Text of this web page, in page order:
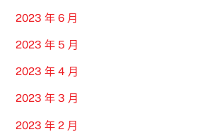
2023 年 6 月
2023 年 5 月
2023 年 4 月
2023 年 3 月
2023 年 2 月